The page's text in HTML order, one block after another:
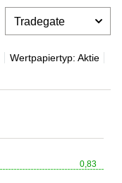
Wertpapiertyp: Aktie
0,83